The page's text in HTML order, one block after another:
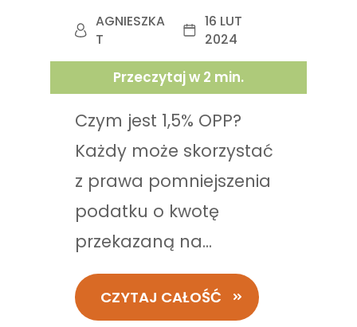
AGNIESZKA
T
16 LUT
2024
Przeczytaj w 2 min.
Czym jest 1,5% OPP?
Każdy może skorzystać
z prawa pomniejszenia
podatku o kwotę
przekazaną na...
CZYTAJ CAŁOŚĆ